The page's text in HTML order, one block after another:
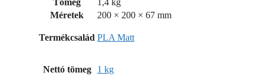
Tömeg
1,4 kg
Méretek
200 × 200 × 67 mm
Termékcsalád PLA Matt
Nettó tömeg 1 kg